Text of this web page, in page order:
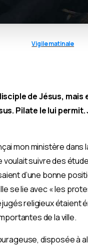
Vigile matinale
de Jésus,
Pilate le lui
mon ministère dans
voulait suivre des
d’une bonne
se lie avec « les
religieux
de la ville.
disposée à